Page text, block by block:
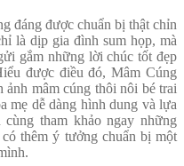
đáng được chuẩn bị thật chỉn
là dịp gia đình sum họp, mà
gắm những lời chúc tốt đẹp
được điều đó, Mâm Cúng
mâm cúng thôi nôi bé trai
mẹ dễ dàng hình dung và lựa
tham khảo ngay những
thêm ý tưởng chuẩn bị một